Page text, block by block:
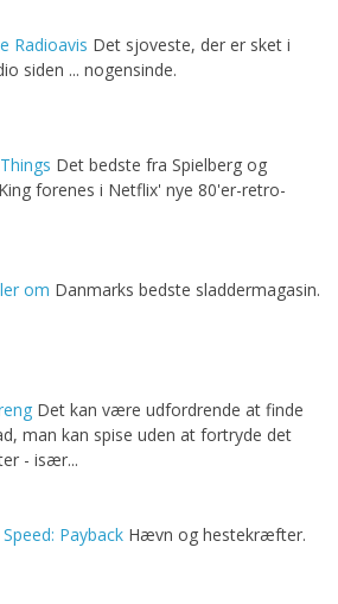
Radioavis Det sjoveste, der er sket i
siden ... nogensinde.
Det bedste fra Spielberg og
forenes i Netflix' nye 80'er-retro-
om Danmarks bedste sladdermagasin.
Det kan være udfordrende at finde
man kan spise uden at fortryde det
- især...
Payback Hævn og hestekræfter.